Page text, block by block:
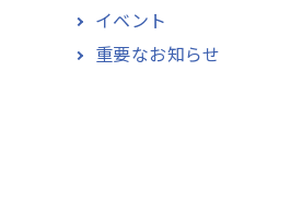
イベント
重要なお知らせ